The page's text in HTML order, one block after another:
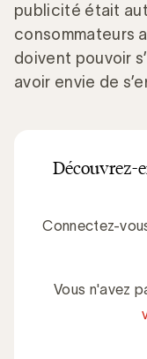
publicité était
consommateurs
doivent pouvoir
avoir envie de
Découvrez-
Connectez-
Vous n'avez